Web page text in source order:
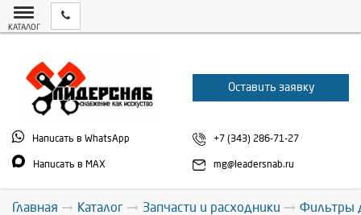
КАТАЛОГ
Оставить заявку
Написать в WhatsApp
Написать в MAX
+7 (343) 286-71-27
mg@leadersnab.ru
Главная Каталог Запчасти и расходники Фильтры